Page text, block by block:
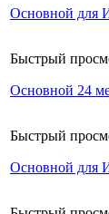
Основной для
Быстрый
Основной 24
Быстрый
Основной для